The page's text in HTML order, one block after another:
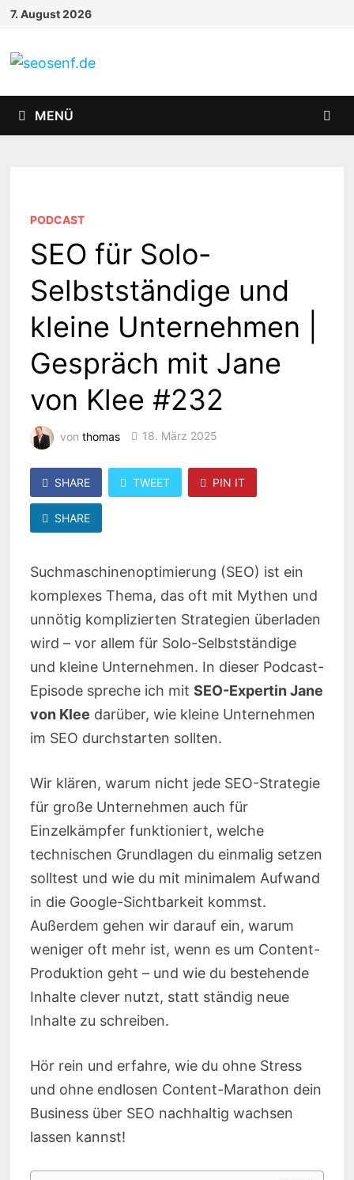
Zurück
Inhalt
7. August 2026
MENÜ
PODCAST
SEO für Solo-
Selbstständige und
kleine Unternehmen |
Gespräch mit Jane
von Klee #232
von thomas 18. März 2025
SHARE TWEET PIN IT
SHARE
Suchmaschinenoptimierung (SEO) ist ein
komplexes Thema, das oft mit Mythen und
unnötig komplizierten Strategien überladen
wird – vor allem für Solo-Selbstständige
und kleine Unternehmen. In dieser Podcast-
Episode spreche ich mit SEO-Expertin Jane
von Klee darüber, wie kleine Unternehmen
im SEO durchstarten sollten.
Wir klären, warum nicht jede SEO-Strategie
für große Unternehmen auch für
Einzelkämpfer funktioniert, welche
technischen Grundlagen du einmalig setzen
solltest und wie du mit minimalem Aufwand
in die Google-Sichtbarkeit kommst.
Außerdem gehen wir darauf ein, warum
weniger oft mehr ist, wenn es um Content-
Produktion geht – und wie du bestehende
Inhalte clever nutzt, statt ständig neue
Inhalte zu schreiben.
Hör rein und erfahre, wie du ohne Stress
und ohne endlosen Content-Marathon dein
Business über SEO nachhaltig wachsen
lassen kannst!